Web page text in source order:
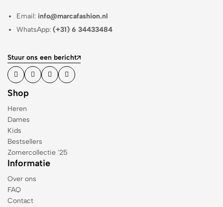
Email: info@marcafashion.nl
WhatsApp:(+31) 6 34433484
Stuur ons een bericht
Shop
Heren
Dames
Kids
Bestsellers
Zomercollectie '25
Informatie
Over ons
FAQ
Contact